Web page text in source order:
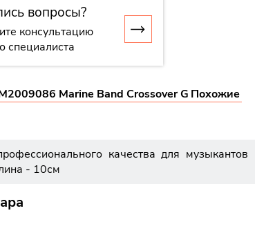
вопросы?
консультацию
специалиста
Marine Band Crossover G Похожие
качества для музыкантов
- 10см